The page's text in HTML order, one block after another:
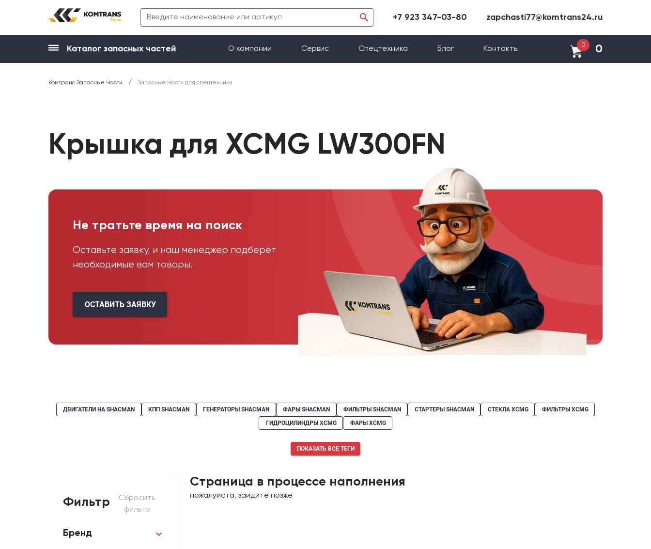
+7 923 347-03-80 zapchasti77@komtrans24.ru
Каталог запасных частей О компании Сервис Спецтехника Блог Контакты
0 0
Комтранс Запасные Части / Запасные Части для спецтехники
Крышка для XCMG LW300FN
Не тратьте время на поиск
Оставьте заявку, и наш менеджер подберёт
необходимые вам товары.
ОСТАВИТЬ ЗАЯВКУ
ДВИГАТЕЛИ НА SHACMAN КПП SHACMAN ГЕНЕРАТОРЫ SHACMAN ФАРЫ SHACMAN ФИЛЬТРЫ SHACMAN СТАРТЕРЫ SHACMAN СТЕКЛА XCMG
ФИЛЬТРЫ XCMG
ГИДРОЦИЛИНДРЫ XCMG
ФАРЫ XCMG
ПОКАЗАТЬ ВСЕ ТЕГИ
Фильтр
Сбросить
фильтр
Бренд
Страница в процессе наполнения
пожалуйста, зайдите позже